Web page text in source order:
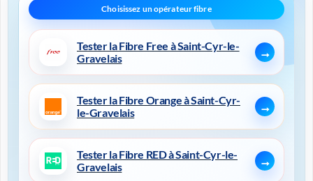
Tester la Fibre Free à Saint-Cyr-le-
Gravelais
Tester la Fibre Orange à Saint-Cyr-
le-Gravelais
Tester la Fibre RED à Saint-Cyr-le-
Gravelais